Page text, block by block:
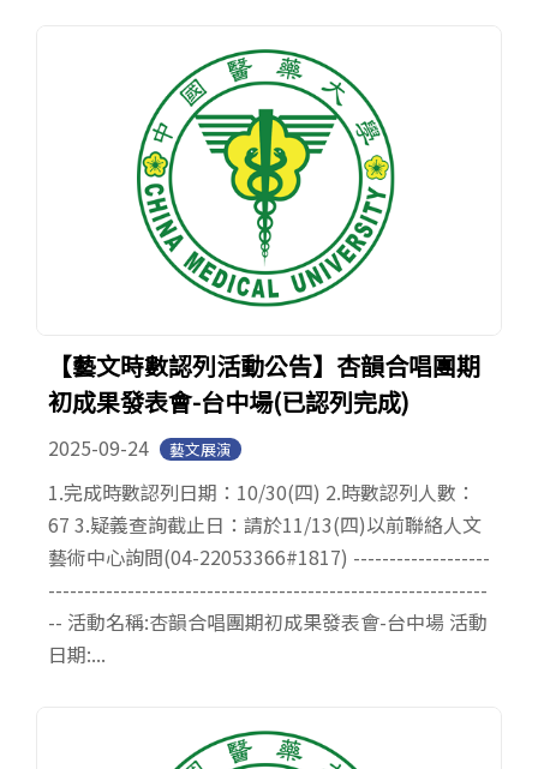
【藝文時數認列活動公告】杏韻合唱團期
初成果發表會-台中場(已認列完成)
2025-09-24 藝文展演
1.完成時數認列日期：10/30(四) 2.時數認列人數：
67 3.疑義查詢截止日：請於11/13(四)以前聯絡人文
藝術中心詢問(04-22053366#1817) -------------------
-------------------------------------------------------------
-- 活動名稱:杏韻合唱團期初成果發表會-台中場 活動
日期:...